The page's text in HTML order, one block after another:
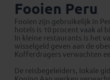
Fooien Peru
Fooien zijn gebruikelijk in
hotels is 10 procent vaak al
In kleine restaurants is het
wisselgeld geven aan de
Kofferdragers verwachten
De reisbegeleiders, lokale